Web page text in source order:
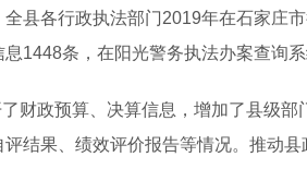
县各行政执法部门2019年在石家庄
1448条，在阳光警务执法办案查询
财政预算、决算信息，增加了县级
结果、绩效评价报告等情况。推动